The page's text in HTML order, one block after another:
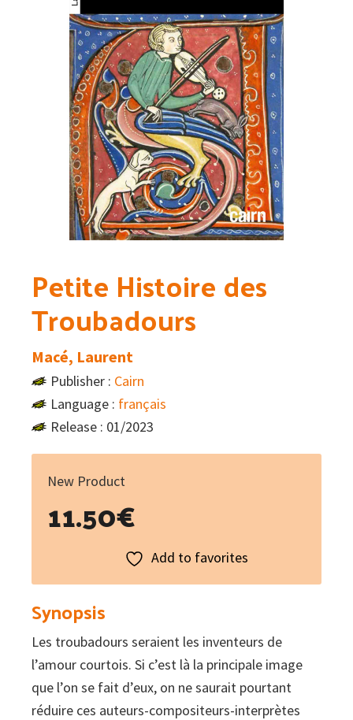
Petite Histoire des
Troubadours
Macé, Laurent
Publisher : Cairn
Language : français
Release : 01/2023
New Product
11.50€
Add to favorites
Synopsis
Les troubadours seraient les inventeurs de
l’amour courtois. Si c’est là la principale image
que l’on se fait d’eux, on ne saurait pourtant
réduire ces auteurs-compositeurs-interprètes